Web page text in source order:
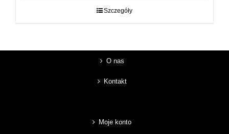
Szczegóły
O nas
Kontakt
Moje konto